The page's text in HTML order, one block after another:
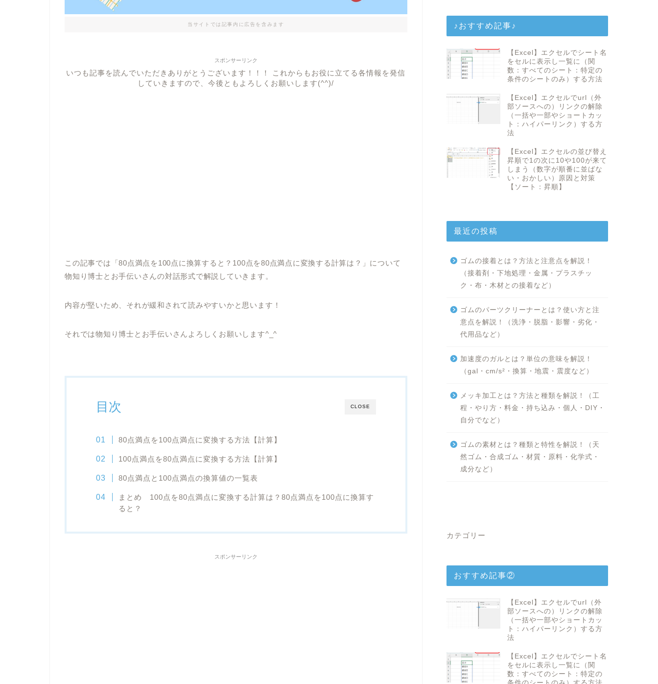
当サイトでは記事内に広告を含みます
スポンサーリンク
いつも記事を読んでいただきありがとうございます！！！ これからもお役に立てる各情報を発信
していきますので、今後ともよろしくお願いします(^^)/
この記事では「80点満点を100点に換算すると？100点を80点満点に変換する計算は？」について
物知り博士とお手伝いさんの対話形式で解説していきます。
内容が堅いため、それが緩和されて読みやすいかと思います！
それでは物知り博士とお手伝いさんよろしくお願いします^_^
CLOSE
目次
80点満点を100点満点に変換する方法【計算】
100点満点を80点満点に変換する方法【計算】
80点満点と100点満点の換算値の一覧表
まとめ 100点を80点満点に変換する計算は？80点満点を100点に換算す
ると？
スポンサーリンク
♪おすすめ記事♪
【Excel】エクセルでシート名
をセルに表示し一覧に（関
数：すべてのシート：特定の
条件のシートのみ）する方法
【Excel】エクセルでurl（外
部ソースへの）リンクの解除
（一括や一部やショートカッ
ト：ハイパーリンク）する方
法
【Excel】エクセルの並び替え
昇順で1の次に10や100が来て
しまう（数字が順番に並ばな
い・おかしい）原因と対策
【ソート：昇順】
最近の投稿
ゴムの接着とは？方法と注意点を解説！
（接着剤・下地処理・金属・プラスチッ
ク・布・木材との接着など）
ゴムのパーツクリーナーとは？使い方と注
意点を解説！（洗浄・脱脂・影響・劣化・
代用品など）
加速度のガルとは？単位の意味を解説！
（gal・cm/s²・換算・地震・震度など）
メッキ加工とは？方法と種類を解説！（工
程・やり方・料金・持ち込み・個人・DIY・
自分でなど）
ゴムの素材とは？種類と特性を解説！（天
然ゴム・合成ゴム・材質・原料・化学式・
成分など）
カテゴリー
おすすめ記事②
【Excel】エクセルでurl（外
部ソースへの）リンクの解除
（一括や一部やショートカッ
ト：ハイパーリンク）する方
法
【Excel】エクセルでシート名
をセルに表示し一覧に（関
数：すべてのシート：特定の